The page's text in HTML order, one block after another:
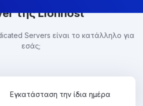
της Lionhost
Servers είναι το κατάλληλο για
εσάς;
Εγκατάσταση την ίδια ημέρα